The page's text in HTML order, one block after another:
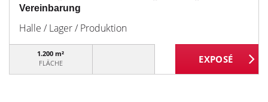
Vereinbarung
Halle / Lager / Produktion
1.200 m²
FLÄCHE